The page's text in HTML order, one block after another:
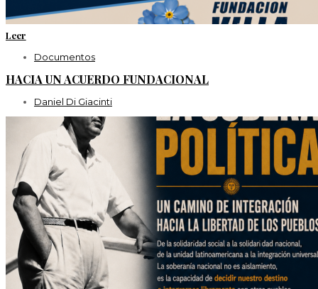
Leer
Documentos
HACIA UN ACUERDO FUNDACIONAL
Daniel Di Giacinti